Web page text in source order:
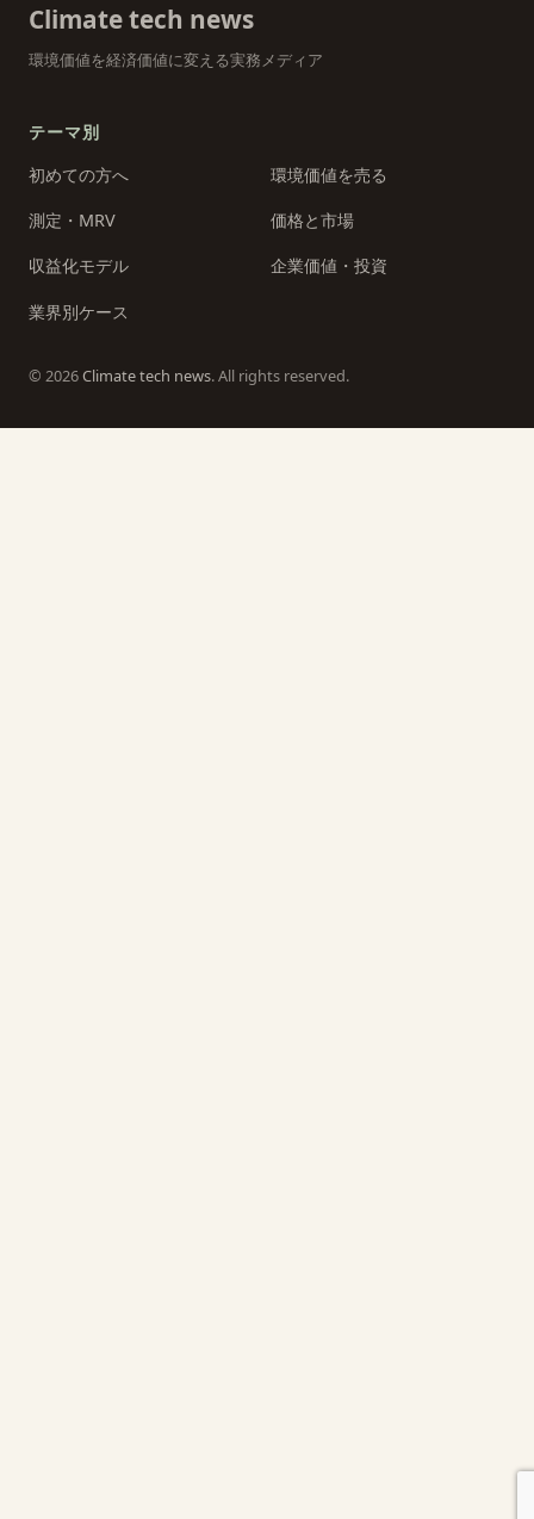
Climate tech news
環境価値を経済価値に変える実務メディア
テーマ別
初めての方へ
環境価値を売る
測定・MRV 価格と市場
収益化モデル 企業価値・投資
業界別ケース
© 2026Climate tech news. All rights reserved.